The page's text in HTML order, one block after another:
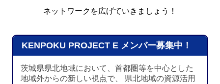
ネットワークを広げていきましょう！
KENPOKU PROJECT E メンバー募集中！
茨城県県北地域において、首都圏等を中心とした
地域外からの新しい視点で、 県北地域の資源活用